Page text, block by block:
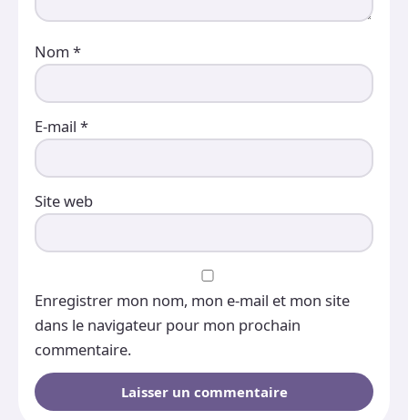
Nom *
E-mail *
Site web
Enregistrer mon nom, mon e-mail et mon site
dans le navigateur pour mon prochain
commentaire.